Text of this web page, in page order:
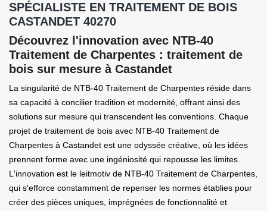
SPÉCIALISTE EN TRAITEMENT DE BOIS
CASTANDET 40270
Découvrez l'innovation avec NTB-40
Traitement de Charpentes : traitement de
bois sur mesure à Castandet
La singularité de NTB-40 Traitement de Charpentes réside dans
sa capacité à concilier tradition et modernité, offrant ainsi des
solutions sur mesure qui transcendent les conventions. Chaque
projet de traitement de bois avec NTB-40 Traitement de
Charpentes à Castandet est une odyssée créative, où les idées
prennent forme avec une ingéniosité qui repousse les limites.
L'innovation est le leitmotiv de NTB-40 Traitement de Charpentes,
qui s'efforce constamment de repenser les normes établies pour
créer des pièces uniques, imprégnées de fonctionnalité et